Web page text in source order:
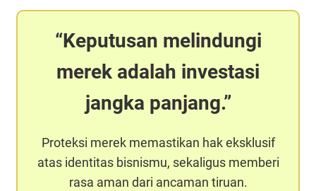
Keputusan melindungi
merek adalah investasi
jangka panjang.
Proteksi merek memastikan hak eksklusif
atas identitas bisnismu, sekaligus memberi
rasa aman dari ancaman tiruan.